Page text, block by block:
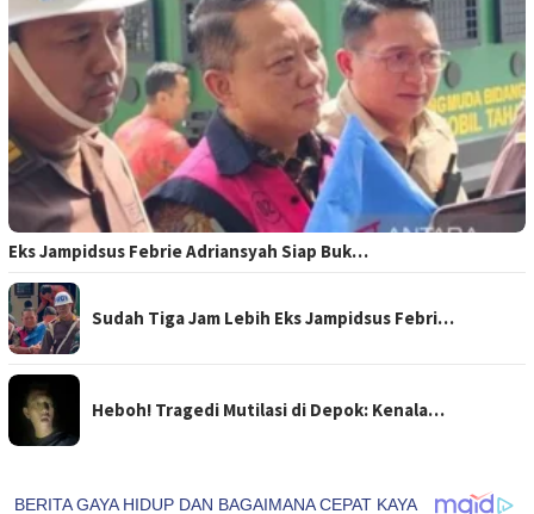
Eks Jampidsus Febrie Adriansyah Siap Buk…
Sudah Tiga Jam Lebih Eks Jampidsus Febri…
Heboh! Tragedi Mutilasi di Depok: Kenala…